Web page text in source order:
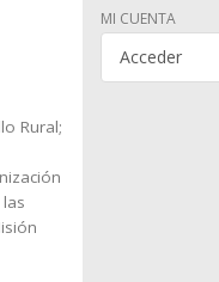
Rural;
MI CUENTA
Acceder